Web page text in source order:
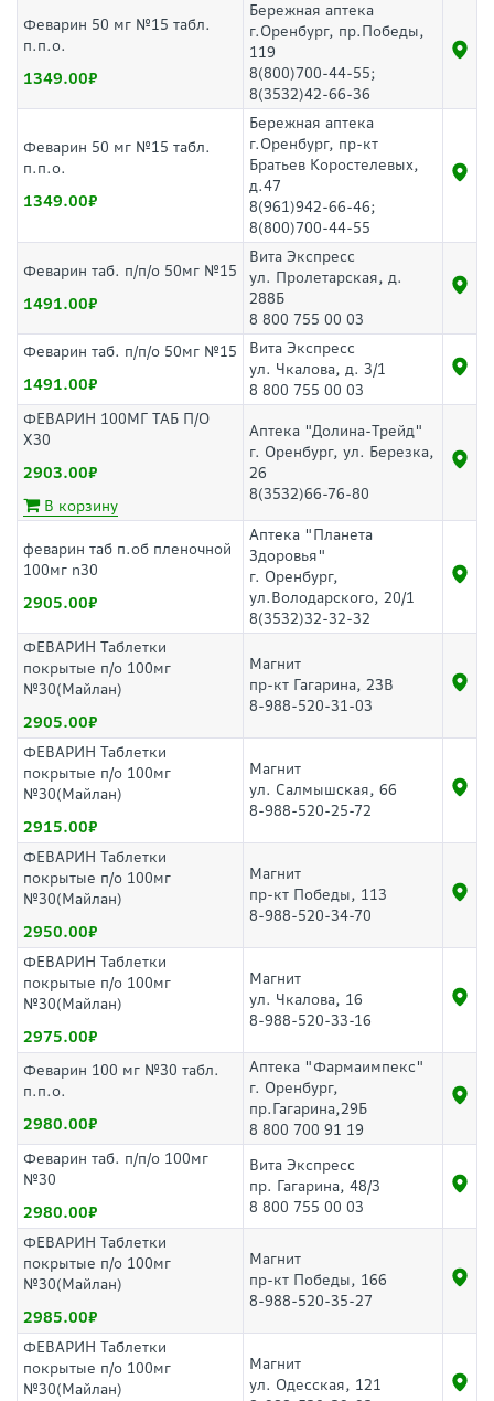
Феварин 50 мг №15 табл.
п.п.о.
1349.00
Бережная аптека
г.Оренбург, пр.Победы,
119
8(800)700-44-55;
8(3532)42-66-36
Феварин 50 мг №15 табл.
п.п.о.
1349.00
Бережная аптека
г.Оренбург, пр-кт
Братьев Коростелевых,
д.47
8(961)942-66-46;
8(800)700-44-55
Феварин таб. п/п/о 50мг №15
1491.00
Вита Экспресс
ул. Пролетарская, д.
288Б
8 800 755 00 03
Феварин таб. п/п/о 50мг №15
1491.00
Вита Экспресс
ул. Чкалова, д. 3/1
8 800 755 00 03
ФЕВАРИН 100МГ ТАБ П/О
Х30
2903.00
В корзину
Аптека "Долина-Трейд"
г. Оренбург, ул. Березка,
26
8(3532)66-76-80
феварин таб п.об пленочной
100мг n30
2905.00
Аптека "Планета
Здоровья"
г. Оренбург,
ул.Володарского, 20/1
8(3532)32-32-32
ФЕВАРИН Таблетки
покрытые п/о 100мг
№30(Майлан)
2905.00
Магнит
пр-кт Гагарина, 23В
8-988-520-31-03
ФЕВАРИН Таблетки
покрытые п/о 100мг
№30(Майлан)
2915.00
Магнит
ул. Салмышская, 66
8-988-520-25-72
ФЕВАРИН Таблетки
покрытые п/о 100мг
№30(Майлан)
2950.00
Магнит
пр-кт Победы, 113
8-988-520-34-70
ФЕВАРИН Таблетки
покрытые п/о 100мг
№30(Майлан)
2975.00
Магнит
ул. Чкалова, 16
8-988-520-33-16
Феварин 100 мг №30 табл.
п.п.о.
2980.00
Аптека "Фармаимпекс"
г. Оренбург,
пр.Гагарина,29Б
8 800 700 91 19
Феварин таб. п/п/о 100мг
№30
2980.00
Вита Экспресс
пр. Гагарина, 48/3
8 800 755 00 03
ФЕВАРИН Таблетки
покрытые п/о 100мг
№30(Майлан)
2985.00
Магнит
пр-кт Победы, 166
8-988-520-35-27
ФЕВАРИН Таблетки
покрытые п/о 100мг
№30(Майлан)
Магнит
ул. Одесская, 121